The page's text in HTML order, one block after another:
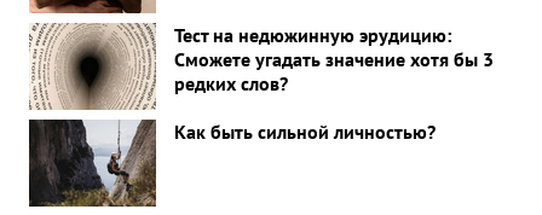
Тест на недюжинную эрудицию:
Сможете угадать значение хотя бы 3
редких слов?
Как быть сильной личностью?